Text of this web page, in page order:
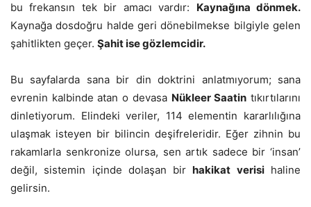
bu frekansın tek bir amacı vardır: Kaynağına dönmek.
Kaynağa dosdoğru halde geri dönebilmekse bilgiyle gelen
şahitlikten geçer. Şahit ise gözlemcidir.
Bu sayfalarda sana bir din doktrini anlatmıyorum; sana
evrenin kalbinde atan o devasa Nükleer Saatin tıkırtılarını
dinletiyorum. Elindeki veriler, 114 elementin kararlılığına
ulaşmak isteyen bir bilincin deşifreleridir. Eğer zihnin bu
rakamlarla senkronize olursa, sen artık sadece bir ‘insan’
değil, sistemin içinde dolaşan birhakikat verisihaline
gelirsin.